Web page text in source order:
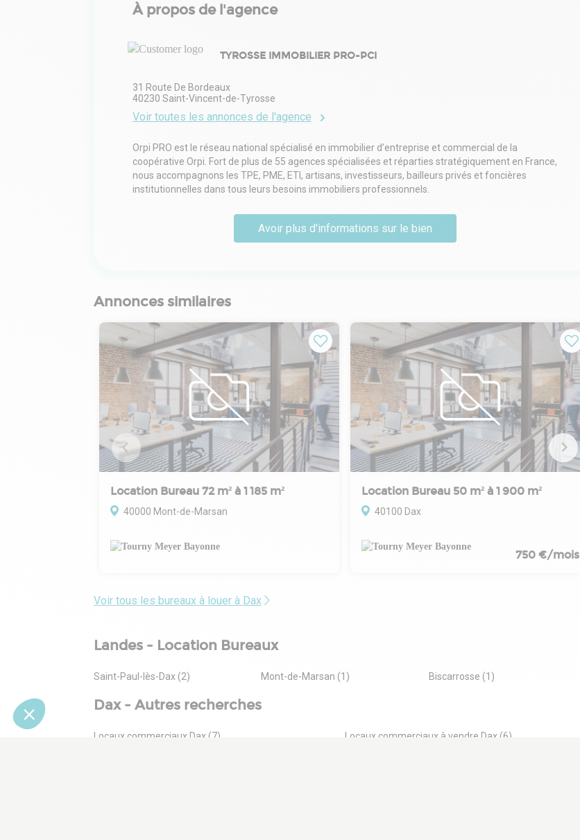
À propos de l'agence
TYROSSE IMMOBILIER PRO-PCI
31 Route De Bordeaux
40230 Saint-Vincent-de-Tyrosse
Voir toutes les annonces de l'agence
Orpi PRO est le réseau national spécialisé en immobilier d’entreprise et commercial de la
coopérative Orpi. Fort de plus de 55 agences spécialisées et réparties stratégiquement en France,
nous accompagnons les TPE, PME, ETI, artisans, investisseurs, bailleurs privés et foncières
institutionnelles dans tous leurs besoins immobiliers professionnels.
Avoir plus d'informations sur le bien
Annonces similaires
Location Bureau 72 m² à 1 185 m²
40000 Mont-de-Marsan
Location Bureau 50 m² à 1 900 m²
40100 Dax
750 €/mois
Voir tous les bureaux à louer à Dax
Landes - Location Bureaux
Saint-Paul-lès-Dax (2) Mont-de-Marsan (1) Biscarrosse (1)
Dax - Autres recherches
Locaux commerciaux Dax (7) Locaux commerciaux à vendre Dax (6)